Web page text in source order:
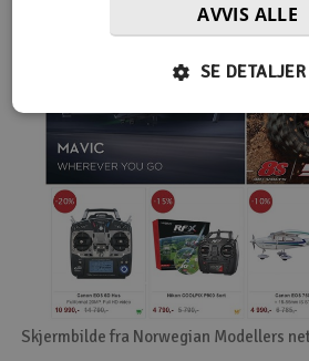
Skjermbilde fra Norwegian Modellers
AVVIS ALLE
SE DETALJER